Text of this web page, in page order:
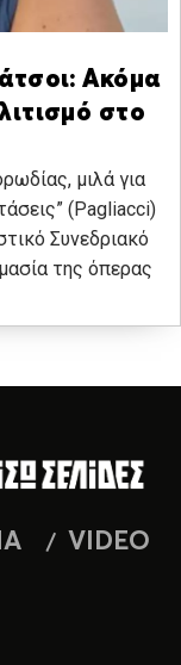
Ακόμα
στο
μιλά για
(Pagliacci)
Συνεδριακό
της όπερας
VIDEO